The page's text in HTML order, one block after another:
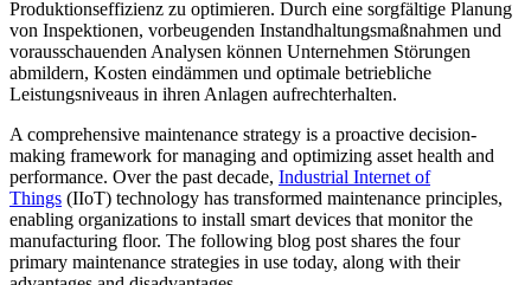
Produktionseffizienz zu optimieren. Durch eine sorgfältige Planung
von Inspektionen, vorbeugenden Instandhaltungsmaßnahmen und
vorausschauenden Analysen können Unternehmen Störungen
abmildern, Kosten eindämmen und optimale betriebliche
Leistungsniveaus in ihren Anlagen aufrechterhalten.
A comprehensive maintenance strategy is a proactive decision-
making framework for managing and optimizing asset health and
performance. Over the past decade, Industrial Internet of
Things (IIoT) technology has transformed maintenance principles,
enabling organizations to install smart devices that monitor the
manufacturing floor. The following blog post shares the four
primary maintenance strategies in use today, along with their